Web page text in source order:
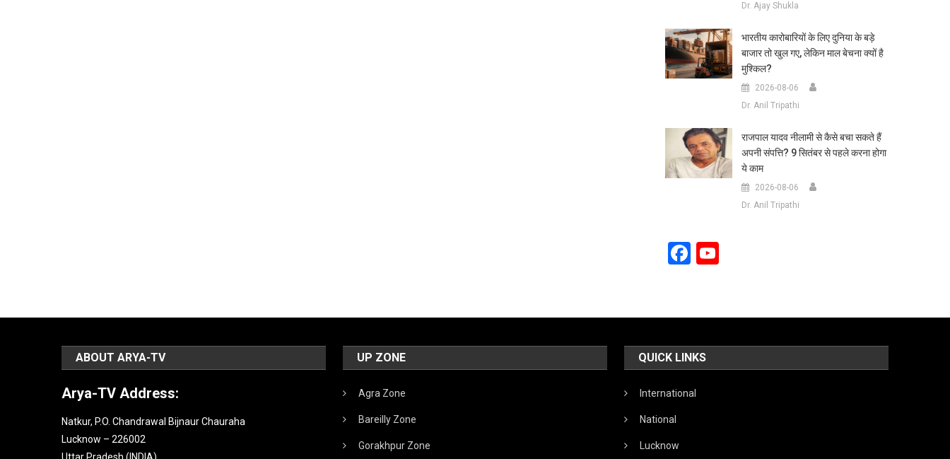
Dr. Ajay Shukla
भारतीय कारोबारियों के लिए दुनिया के बड़े
बाजार तो खुल गए, लेकिन माल बेचना क्यों है
मुश्किल?
2026-08-06
Dr. Anil Tripathi
राजपाल यादव नीलामी से कैसे बचा सकते हैं
अपनी संपत्ति? 9 सितंबर से पहले करना होगा
ये काम
2026-08-06
Dr. Anil Tripathi
Facebook
ABOUT ARYA-TV
Arya-TV Address:
Natkur, P.O. Chandrawal Bijnaur Chauraha
Lucknow – 226002
UP ZONE
Agra Zone
Bareilly Zone
Gorakhpur Zone
QUICK LINKS
International
National
Lucknow